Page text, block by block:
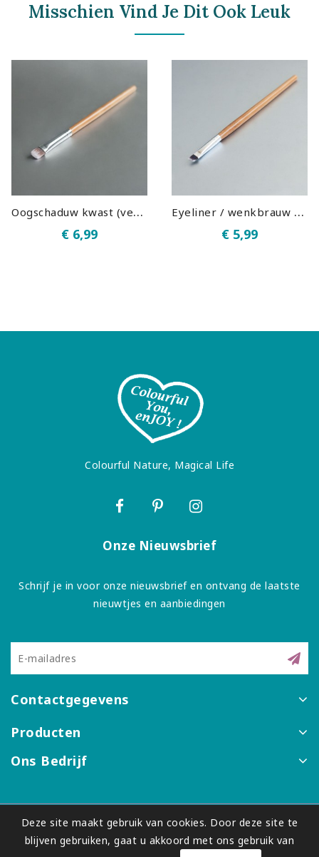
Misschien Vind Je Dit Ook Leuk
O
ogschaduw kwast (vegan)
€ 6,99
E
yeliner / wenkbrauw kwast (vegan)
€ 5,99
Colourful Nature, Magical Life
Onze Nieuwsbrief
Schrijf je in voor onze nieuwsbrief en ontvang de laatste
nieuwtjes en aanbiedingen
Contactgegevens
Producten
Ons Bedrijf
Deze site maakt gebruik van cookies. Door deze site te
blijven gebruiken, gaat u akkoord met ons gebruik van
© 2026 - Blue Joy (onderdeel van BrightLight-Bridge)